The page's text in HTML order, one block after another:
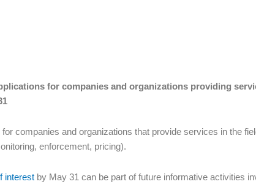
for companies and organizations providing
for companies and organizations that provide services in the
enforcement, pricing).
interest by May 31 can be part of future informative activities